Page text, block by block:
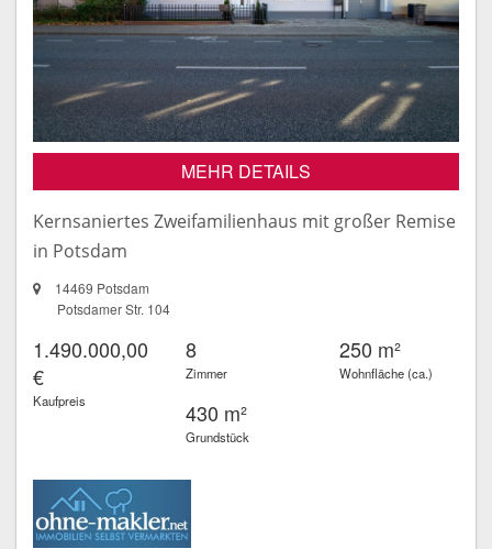
MEHR DETAILS
Kernsaniertes Zweifamilienhaus mit großer Remise
in Potsdam
14469 Potsdam
Potsdamer Str. 104
1.490.000,00
€
Kaufpreis
8
Zimmer
250 m²
Wohnfläche (ca.)
430 m²
Grundstück